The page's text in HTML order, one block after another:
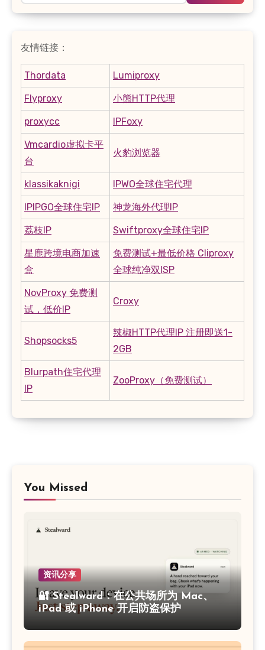
友情链接：
Thordata Lumiproxy
Flyproxy 小熊HTTP代理
proxycc IPFoxy
Vmcardio虚拟卡平
台
火豹浏览器
klassikaknigi IPWO全球住宅代理
IPIPGO全球住宅IP 神龙海外代理IP
荔枝IP Swiftproxy全球住宅IP
星鹿跨境电商加速
盒
免费测试+最低价格 Cliproxy
全球纯净双ISP
NovProxy 免费测
试，低价IP
Croxy
Shopsocks5
辣椒HTTP代理IP 注册即送1-
2GB
Blurpath住宅代理
IP
ZooProxy（免费测试）
You Missed
资讯分享
🔐 Stealward：在公共场所为 Mac、
iPad 或 iPhone 开启防盗保护